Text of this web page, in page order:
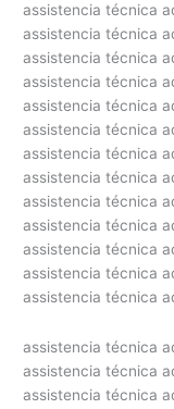
assistencia técnica
assistencia técnica
assistencia técnica
assistencia técnica
assistencia técnica
assistencia técnica
assistencia técnica
assistencia técnica
assistencia técnica
assistencia técnica
assistencia técnica
assistencia técnica
assistencia técnica
assistencia técnica
assistencia técnica
assistencia técnica